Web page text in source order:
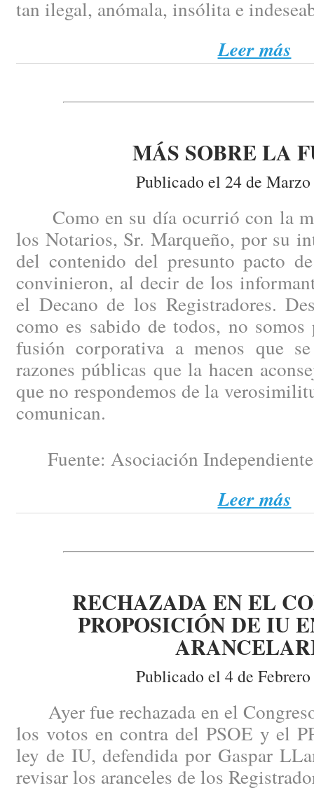
tan ilegal, anómala, insólita e
Leer más
MÁS SOBRE LA
Publicado el 24 de
Como en su día ocurrió con la
los Notarios, Sr. Marqueño, por su
del contenido del presunto pacto
convinieron, al decir de los
el Decano de los Registradores.
como es sabido de todos, no
fusión corporativa a menos que
razones públicas que la hacen
que no respondemos de la
comunican.
Fuente: Asociación
Leer más
RECHAZADA EN EL
PROPOSICIÓN DE IU
Publicado el 4 de
Ayer fue rechazada en el
los votos en contra del PSOE y el
ley de IU, defendida por Gaspar
revisar los aranceles de los